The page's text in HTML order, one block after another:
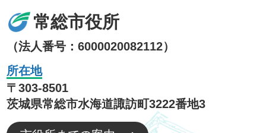
常総市役所
（法人番号：6000020082112）
所在地
〒303-8501
茨城県常総市水海道諏訪町3222番地3